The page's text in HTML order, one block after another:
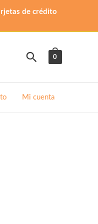
de crédito
Buscar
0
Mi cuenta